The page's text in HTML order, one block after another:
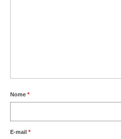
Nome *
E-mail *